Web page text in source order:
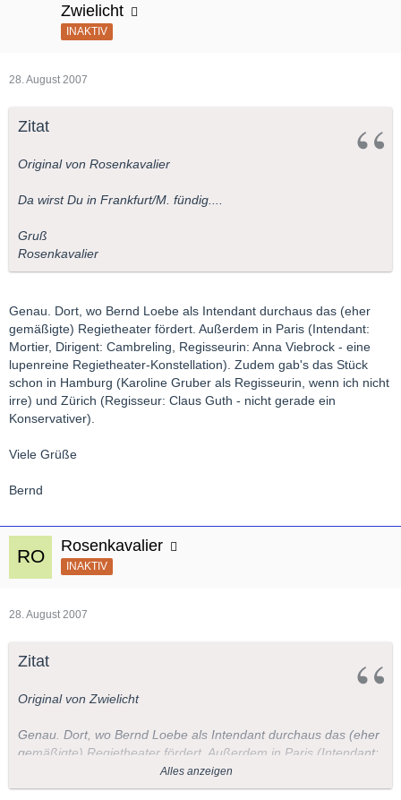
Zwielicht
INAKTIV
28. August 2007
Zitat
Original von Rosenkavalier
Da wirst Du in Frankfurt/M. fündig....
Gruß
Rosenkavalier
Genau. Dort, wo Bernd Loebe als Intendant durchaus das (eher
gemäßigte) Regietheater fördert. Außerdem in Paris (Intendant:
Mortier, Dirigent: Cambreling, Regisseurin: Anna Viebrock - eine
lupenreine Regietheater-Konstellation). Zudem gab's das Stück
schon in Hamburg (Karoline Gruber als Regisseurin, wenn ich nicht
irre) und Zürich (Regisseur: Claus Guth - nicht gerade ein
Konservativer).
Viele Grüße
Bernd
Rosenkavalier
INAKTIV
28. August 2007
Zitat
Original von Zwielicht
Genau. Dort, wo Bernd Loebe als Intendant durchaus das (eher
gemäßigte) Regietheater fördert. Außerdem in Paris (Intendant:
Mortier, Dirigent: Cambreling, Regisseurin: Anna Viebrock - eine
lupenreine Regietheater-Konstellation). Zudem gab's das Stück
Alles anzeigen